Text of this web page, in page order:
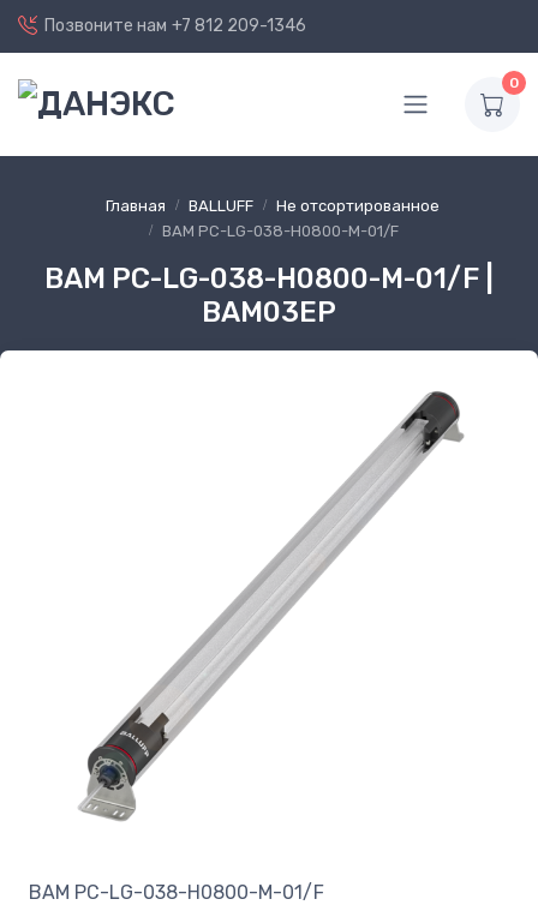
Позвоните нам +7 812 209-1346
0
Главная BALLUFF
Не отсортированное
BAM PC-LG-038-H0800-M-01/F
BAM PC-LG-038-H0800-M-01/F |
BAM03EP
BAM PC-LG-038-H0800-M-01/F